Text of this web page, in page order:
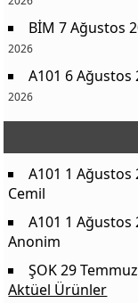
BİM 7 Ağustos
2026
A101 6
2026
A101 1
Cemil
A101 1
Anonim
ŞOK 29
Aktüel Ürünler